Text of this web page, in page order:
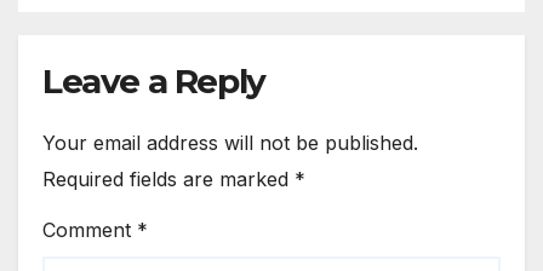
Leave a Reply
Your email address will not be published.
Required fields are marked *
Comment *